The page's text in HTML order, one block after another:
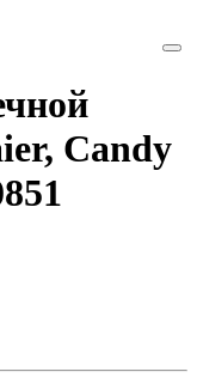
Candy